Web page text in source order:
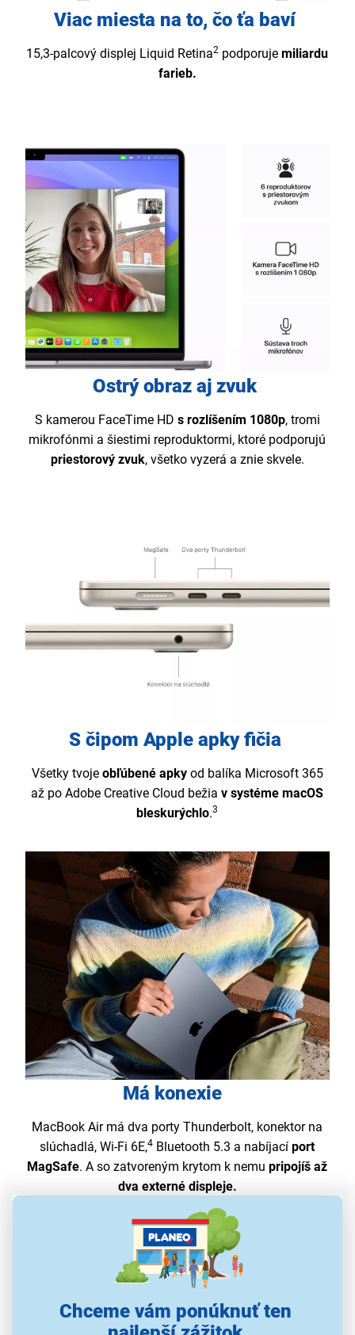
Chceme vám ponúknuť ten
Viac miesta na to, čo ťa baví
15,3-palcový displej Liquid Retina2 podporuje miliardu
farieb.
Ostrý obraz aj zvuk
S kamerou FaceTime HD s rozlíšením 1080p, tromi
mikrofónmi a šiestimi reproduktormi, ktoré podporujú
priestorový zvuk, všetko vyzerá a znie skvele.
S čipom Apple apky fičia
Všetky tvoje obľúbené apky od balíka Microsoft 365
až po Adobe Creative Cloud bežia v systéme macOS
bleskurýchlo.3
Má konexie
MacBook Air má dva porty Thunderbolt, konektor na
slúchadlá, Wi-Fi 6E,4 Bluetooth 5.3 a nabíjacíport
MagSafe. A so zatvoreným krytom k nemupripojíš až
dva externé displeje.